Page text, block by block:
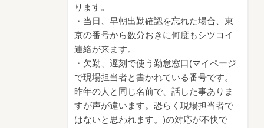
ります。
・当日、早朝出勤確認を忘れた場合、東
京の番号から数分おきに何度もシツコイ
連絡が来ます。
・欠勤、遅刻で使う勤怠窓口(マイページ
で現場担当者と書かれている番号です。
昨年の人と同じ名前で、話した事ありま
すが声が違います。恐らく現場担当者で
はないと思われます。)の対応が不快で